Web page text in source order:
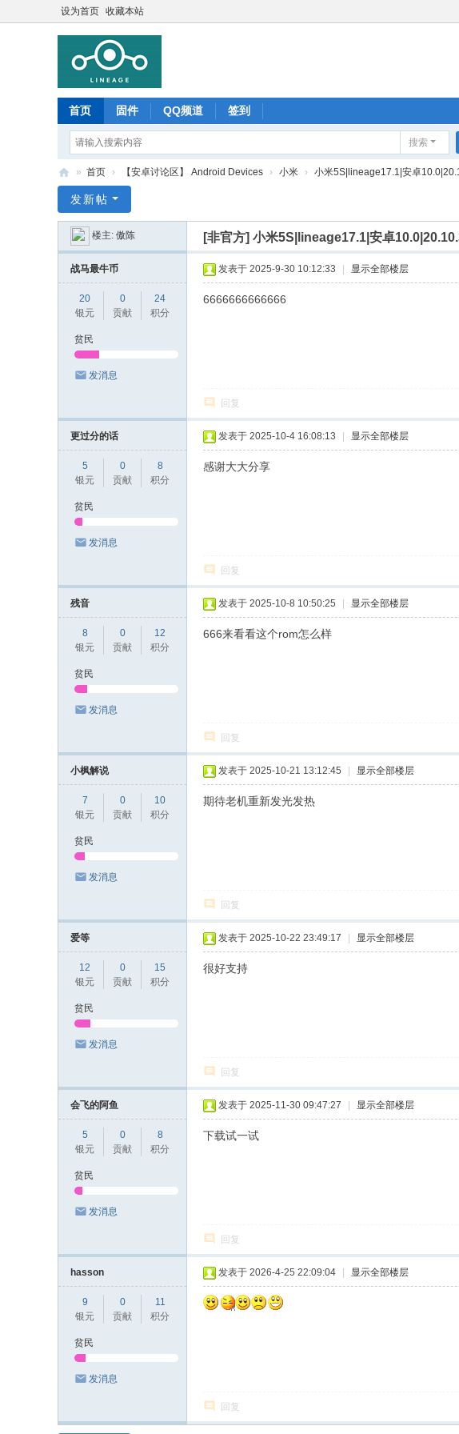
设为首页 收藏本站
首页 固件 QQ频道 签到
搜索
ne
» 首页 › 【安卓讨论区】 Android Devices › 小米 › 小米5S|lineage17.1|安卓
发新帖
楼主: 傲陈 [非官方] 小米5S|lineage17.1|安卓
战马最牛币
20
银元
0
贡献
24
积分
贫民
发消息
发表于 2025-9-30 10:12:33 显示全部楼层
6666666666666
回复
更过分的话
5
银元
0
贡献
8
积分
贫民
发消息
发表于 2025-10-4 16:08:13 显示全部楼层
感谢大大分享
回复
残音
8
银元
0
贡献
12
积分
贫民
发消息
发表于 2025-10-8 10:50:25 显示全部楼层
666来看看这个rom怎么样
回复
小枫解说
7
银元
0
贡献
10
积分
贫民
发消息
发表于 2025-10-21 13:12:45 显示全部楼层
期待老机重新发光发热
回复
爱等
12
银元
0
贡献
15
积分
贫民
发消息
发表于 2025-10-22 23:49:17 显示全部楼层
很好支持
回复
会飞的阿鱼
5
银元
0
贡献
8
积分
贫民
发消息
发表于 2025-11-30 09:47:27 显示全部楼层
下载试一试
回复
hasson
9
银元
0
贡献
11
积分
贫民
发消息
发表于 2026-4-25 22:09:04 显示全部楼层
回复